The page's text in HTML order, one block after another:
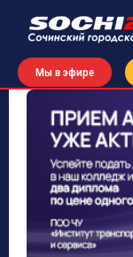
Мы в эфире